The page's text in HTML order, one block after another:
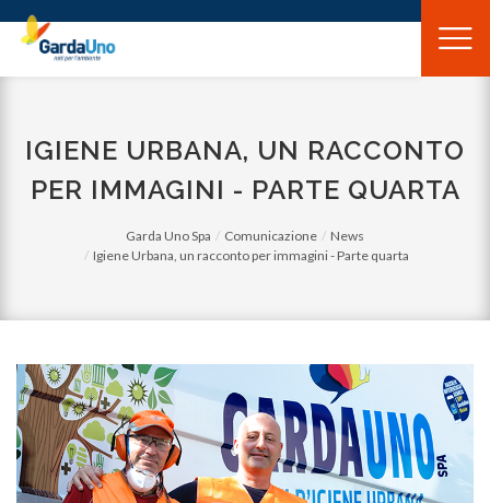
Gardauno
Spa
IGIENE URBANA, UN RACCONTO
PER IMMAGINI - PARTE QUARTA
Garda Uno Spa Comunicazione
News
Igiene Urbana, un racconto per immagini - Parte quarta